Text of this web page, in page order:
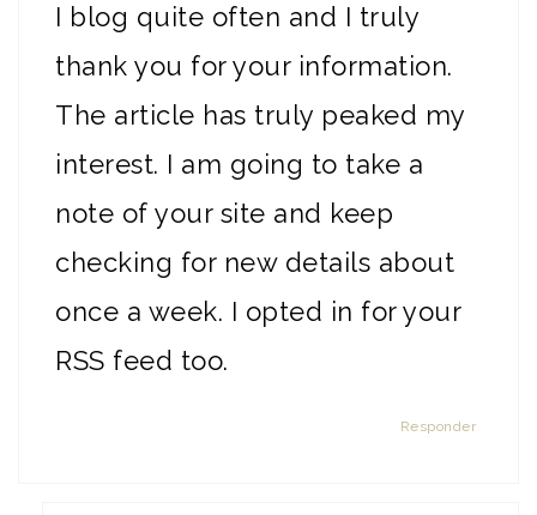
I blog quite often and I truly
thank you for your information.
The article has truly peaked my
interest. I am going to take a
note of your site and keep
checking for new details about
once a week. I opted in for your
RSS feed too.
Responder